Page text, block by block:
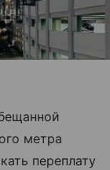
метра
переплату